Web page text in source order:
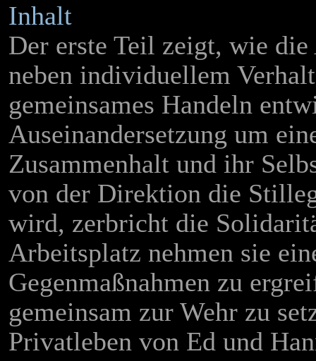
Inhalt
Der erste Teil zeigt, wie
neben individuellem
gemeinsames Handeln
Auseinandersetzung um
Zusammenhalt und ihr
von der Direktion die
wird, zerbricht die
Arbeitsplatz nehmen sie
Gegenmaßnahmen zu
gemeinsam zur Wehr zu
Privatleben von Ed und